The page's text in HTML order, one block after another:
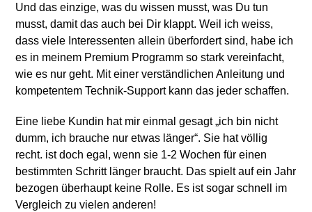
Und das einzige, was du wissen musst, was Du tun
musst, damit das auch bei Dir klappt. Weil ich weiss,
dass viele Interessenten allein überfordert sind, habe ich
es in meinem Premium Programm so stark vereinfacht,
wie es nur geht. Mit einer verständlichen Anleitung und
kompetentem Technik-Support kann das jeder schaffen.
Eine liebe Kundin hat mir einmal gesagt „ich bin nicht
dumm, ich brauche nur etwas länger“. Sie hat völlig
recht. ist doch egal, wenn sie 1-2 Wochen für einen
bestimmten Schritt länger braucht. Das spielt auf ein Jahr
bezogen überhaupt keine Rolle. Es ist sogar schnell im
Vergleich zu vielen anderen!